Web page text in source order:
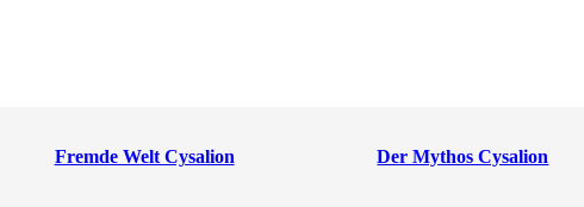
Fremde Welt Cysalion Der Mythos Cysalion